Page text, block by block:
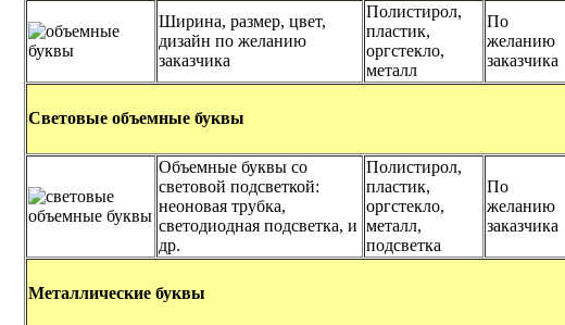
Ширина, размер, цвет,
дизайн по желанию
заказчика
Полистирол,
пластик,
оргстекло,
металл
По
желанию
заказчика
Световые объемные буквы
Объемные буквы со
световой подсветкой:
неоновая трубка,
светодиодная подсветка, и
др.
Полистирол,
пластик,
оргстекло,
металл,
подсветка
По
желанию
заказчика
Металлические буквы